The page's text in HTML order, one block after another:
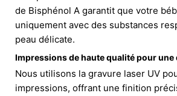
de Bisphénol A garantit que votre
uniquement avec des substances
peau délicate.
Impressions de haute qualité pour
Nous utilisons la gravure laser UV
impressions, offrant une finition